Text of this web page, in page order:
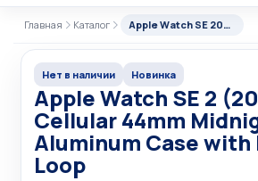
Главная Каталог Apple Watch SE 2024
Нет в наличии Новинка
Apple Watch SE 2
Cellular 44mm
Aluminum Case with
Loop